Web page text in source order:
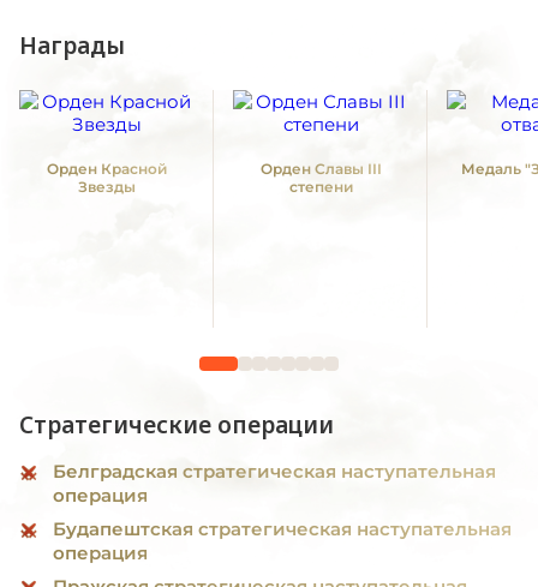
Награды
Орден Красной
Звезды
Орден Славы III
степени
Медаль
Стратегические операции
Белградская стратегическая наступательная
операция
Будапештская стратегическая наступательная
операция